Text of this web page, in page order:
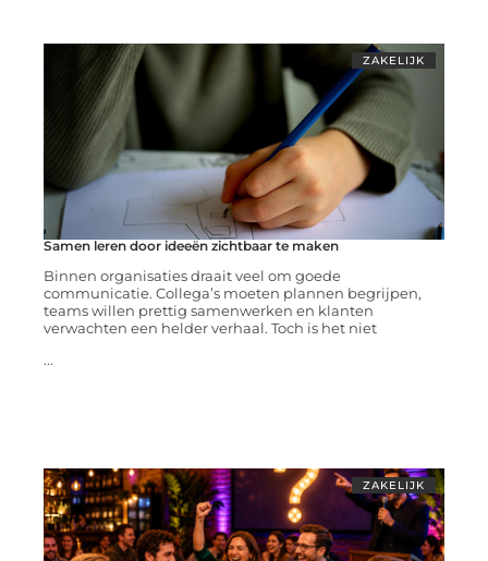
ZAKELIJK
Samen leren door ideeën zichtbaar te maken
Binnen organisaties draait veel om goede
communicatie. Collega’s moeten plannen begrijpen,
teams willen prettig samenwerken en klanten
verwachten een helder verhaal. Toch is het niet
...
ZAKELIJK